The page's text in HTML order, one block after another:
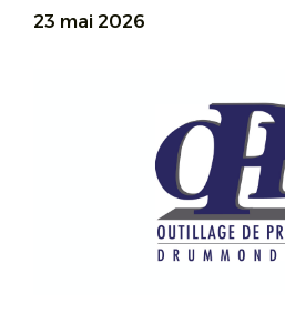
23 mai 2026